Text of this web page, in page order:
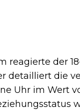
reagierte der
detailliert die
Uhr im Wert